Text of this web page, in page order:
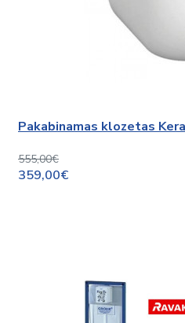
Pakabinamas klozetas
555,00€
359,00€